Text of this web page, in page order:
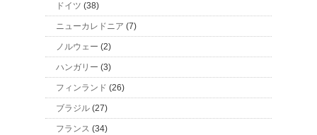
ドイツ (38)
ニューカレドニア (7)
ノルウェー (2)
ハンガリー (3)
フィンランド (26)
ブラジル (27)
フランス (34)